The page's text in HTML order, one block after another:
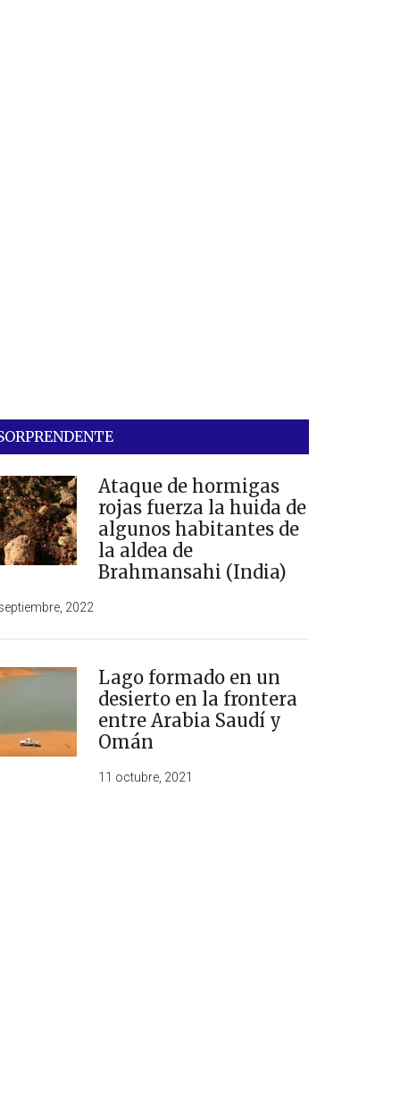
Ataque de hormigas
rojas fuerza la huida de
algunos habitantes de
la aldea de
Brahmansahi (India)
2022
Lago formado en un
desierto en la frontera
entre Arabia Saudí y
Omán
11 octubre, 2021